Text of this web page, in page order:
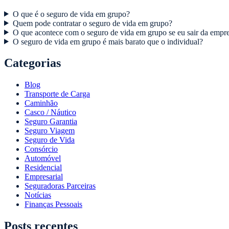
O que é o seguro de vida em grupo?
Quem pode contratar o seguro de vida em grupo?
O que acontece com o seguro de vida em grupo se eu sair da
O seguro de vida em grupo é mais barato que o individual?
Categorias
Blog
Transporte de Carga
Caminhão
Casco / Náutico
Seguro Garantia
Seguro Viagem
Seguro de Vida
Consórcio
Automóvel
Residencial
Empresarial
Seguradoras Parceiras
Notícias
Finanças Pessoais
Posts recentes